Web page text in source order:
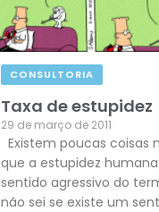
CONSULTORIA
Taxa de estupidez
29 de março de 2011
Existem poucas coisas
que a estupidez
sentido agressivo do
não sei se existe um